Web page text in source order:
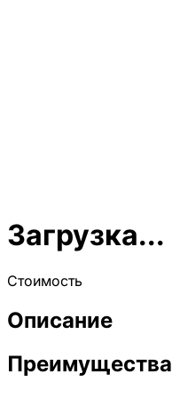
Загрузка...
Стоимость
Описание
Преимущества